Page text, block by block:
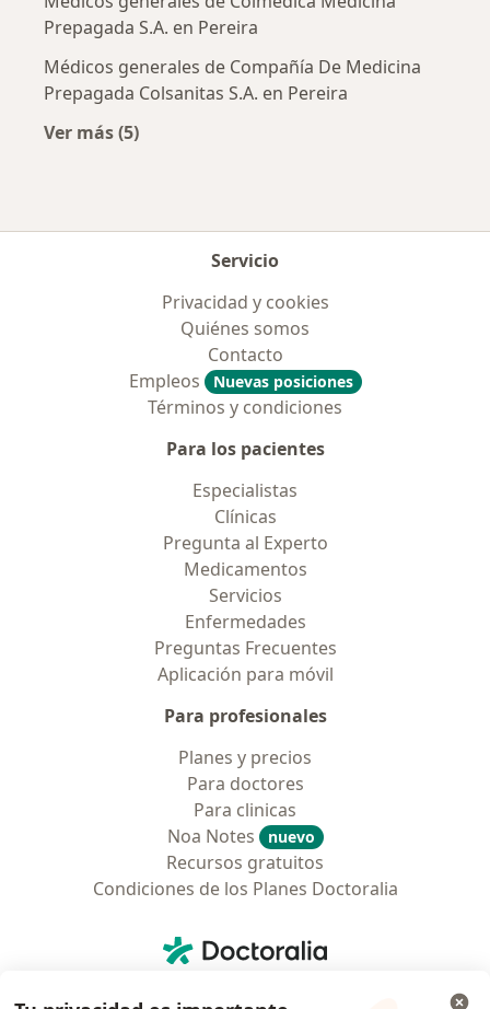
Prepagada S.A. en Pereira
Médicos generales de Compañía De Medicina
Prepagada Colsanitas S.A. en Pereira
Ver más (5)
Servicio
Privacidad y cookies
Quiénes somos
Contacto
Empleos
Nuevas posiciones
Términos y condiciones
Para los pacientes
Especialistas
Clínicas
Pregunta al Experto
Medicamentos
Servicios
Enfermedades
Preguntas Frecuentes
Aplicación para móvil
Para profesionales
Planes y precios
Para doctores
Para clinicas
Noa Notes
nuevo
Recursos gratuitos
Condiciones de los Planes Doctoralia
Doctoralia - Página de inicio